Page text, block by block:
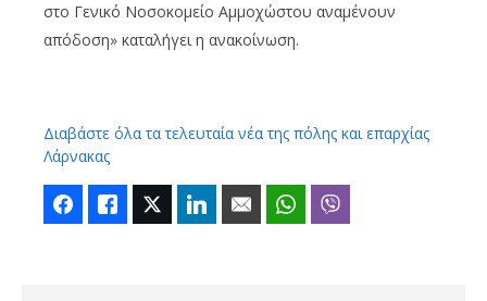
στο Γενικό Νοσοκομείο Αμμοχώστου αναμένουν
απόδοση» καταλήγει η ανακοίνωση.
Διαβάστε όλα τα τελευταία νέα της πόλης και επαρχίας
Λάρνακας
FacebookLike Twitter LinkedIn Email WhatsApp